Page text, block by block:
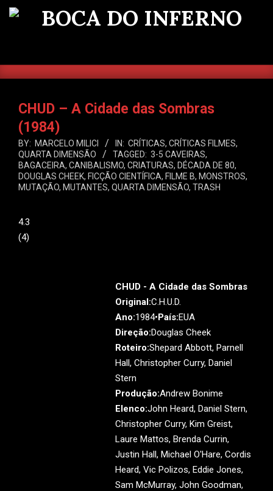
Skip
DO
INFERNO
MenuCHUD – A Cidade das Sombras
(1984)
BY: MARCELO MILICI IN: CRÍTICAS, CRÍTICAS FILMES,
QUARTA DIMENSÃO
TAGGED: 3-5 CAVEIRAS,
BAGACEIRA, CANIBALISMO, CRIATURAS, DÉCADA DE 80,
DOUGLAS CHEEK, FICÇÃO CIENTÍFICA, FILME B, MONSTROS,
MUTAÇÃO, MUTANTES, QUARTA DIMENSÃO, TRASH
4.3
(4)
CHUD - A Cidade das Sombras
Original:C.H.U.D.
Ano:1984•País:EUA
Direção:Douglas Cheek
Roteiro:Shepard Abbott, Parnell
Hall, Christopher Curry, Daniel
Stern
Produção:Andrew Bonime
Elenco:John Heard, Daniel Stern,
Christopher Curry, Kim Greist,
Laure Mattos, Brenda Currin,
Justin Hall, Michael O'Hare, Cordis
Heard, Vic Polizos, Eddie Jones,
Sam McMurray, John Goodman,